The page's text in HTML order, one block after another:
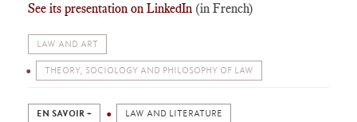
See its presentation on LinkedIn (in French)
LAW AND ART
THEORY, SOCIOLOGY AND PHILOSOPHY OF LAW
EN SAVOIR + LAW AND LITERATURE